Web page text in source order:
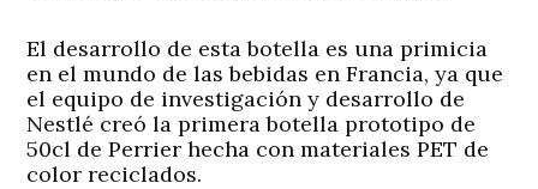
El desarrollo de esta botella es una primicia
en el mundo de las bebidas en Francia, ya que
el equipo de investigación y desarrollo de
Nestlé creó la primera botella prototipo de
50cl de Perrier hecha con materiales PET de
color reciclados.